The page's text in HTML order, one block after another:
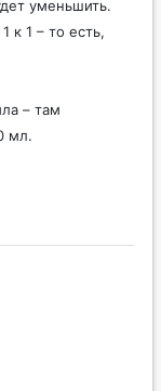
уменьшить.
к 1 – то есть,
– там
мл.